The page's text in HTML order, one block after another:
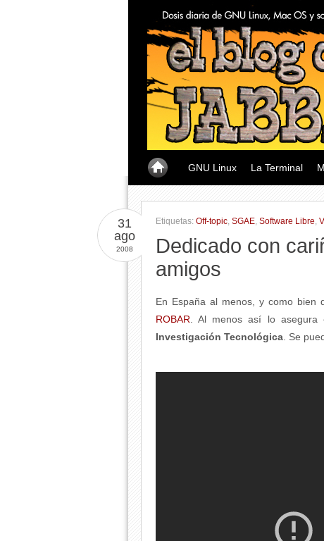
GNU Linux La Terminal
Etiquetas: Off-topic, SGAE, Software Libre,
31
ago
2008
Dedicado con
amigos
En España al menos, y como bien
ROBAR . Al menos así lo asegura
Investigación Tecnológica . Se